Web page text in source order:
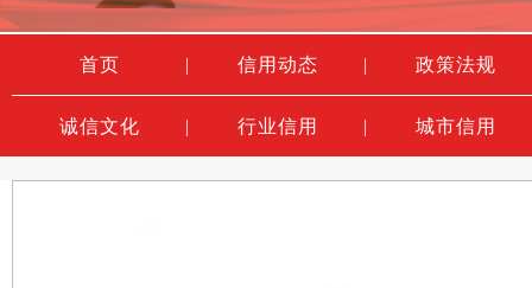
首页 | 信用动态 | 政策法规
诚信文化 | 行业信用 | 城市信用